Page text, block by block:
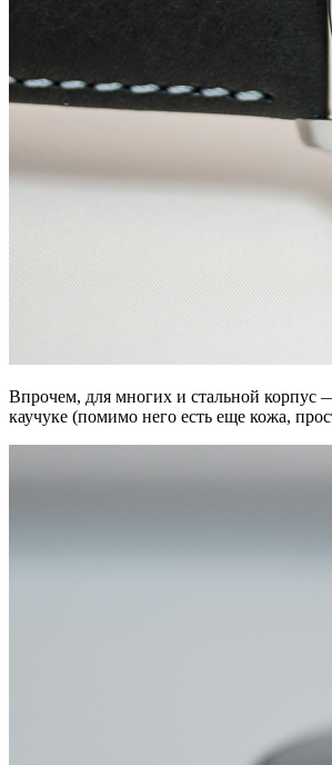
Впрочем, для многих и стальной корпус
каучуке (помимо него есть еще кожа,